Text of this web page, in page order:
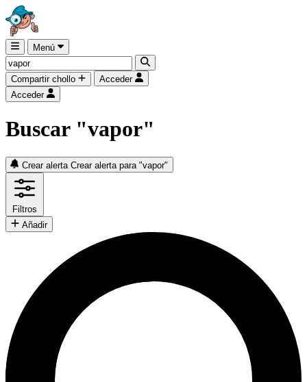
Menú
Compartir chollo
Acceder
Acceder
Buscar "vapor"
Crear alerta Crear alerta para "vapor"
Filtros
Añadir